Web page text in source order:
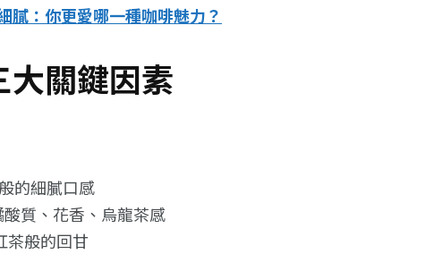
膩：你更愛哪一種咖啡魅力？
大關鍵因素
的細膩口感
質、花香、烏龍茶感
茶般的回甘